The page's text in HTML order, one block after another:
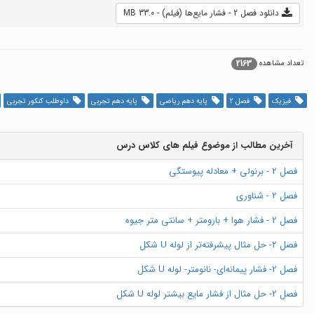
دانلود فصل 2 - فشار مایع‌ها (فیلم) - 33.0 MB
تعداد مشاهده 2163
فیزیک فصل 2 پایه دهم ریاضی پایه دهم تجربی داوطلب کنکور تجربی
آخرین مطالب از موضوع فیلم های کلاس درس
فصل 2 - برنولی + معادله پیوستگی
فصل 2 - شناوری
فصل 2 - فشار هوا + بارومتر + سانتی متر جیوه
فصل 2- حل مثال پیشرفته‌تر از لوله U شکل
فصل 2- فشار پیمانه‌ای- نانومتر- لوله U شکل
فصل 2- حل مثال از فشار مایع بیشتر لوله U شکل